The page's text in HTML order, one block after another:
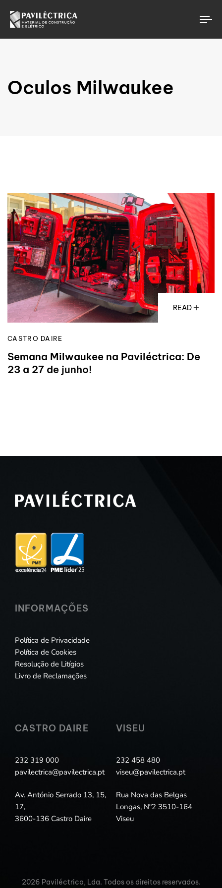
Oculos Milwaukee
READ
CASTRO DAIRE
Semana Milwaukee na Paviléctrica: De
23 a 27 de junho!
INFORMAÇÕES
Política de Privacidade
Política de Cookies
Resolução de Litígios
Livro de Reclamações
CASTRO DAIRE
232 319 000
pavilectrica@pavilectrica.pt
Av. António Serrado 13, 15,
17,
3600-136 Castro Daire
VISEU
232 458 480
viseu@pavilectrica.pt
Rua Nova das Belgas
Longas, Nº2 3510-164
Viseu
2026 Paviléctrica, Lda. Todos os direitos reservados.